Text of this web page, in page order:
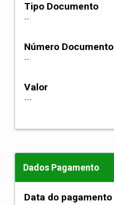
Tipo Documento
--
Número Documento
--
Valor
---
Dados Pagamento
Data do pagamento